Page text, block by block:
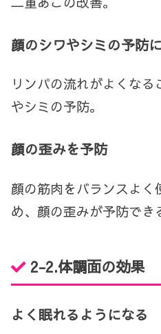
顔のシワやシミの予防
リンパの流れがよくな
やシミの予防。
顔の歪みを予防
顔の筋肉をバランスよく
め、顔の歪みが予防でき
2-2.体調面の効果
よく眠れるようになる